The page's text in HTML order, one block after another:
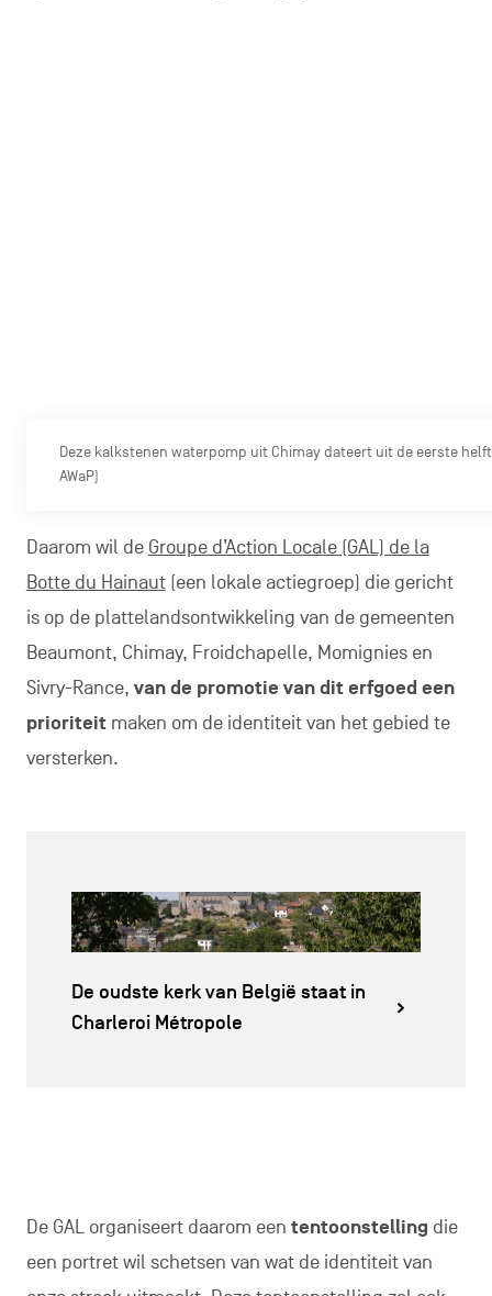
Deze kalkstenen waterpomp uit Chimay dateert uit de eerste
AWaP)
Daarom wil de Groupe d’Action Locale (GAL) de la
Botte du Hainaut(een lokale actiegroep) die gericht
is op de plattelandsontwikkeling van de gemeenten
Beaumont, Chimay, Froidchapelle, Momignies en
Sivry-Rance, van de promotie van dit erfgoed een
prioriteitmaken om de identiteit van het gebied te
versterken.
De oudste kerk van België staat in
Charleroi Métropole
De GAL organiseert daarom een tentoonstelling die
een portret wil schetsen van wat de identiteit van